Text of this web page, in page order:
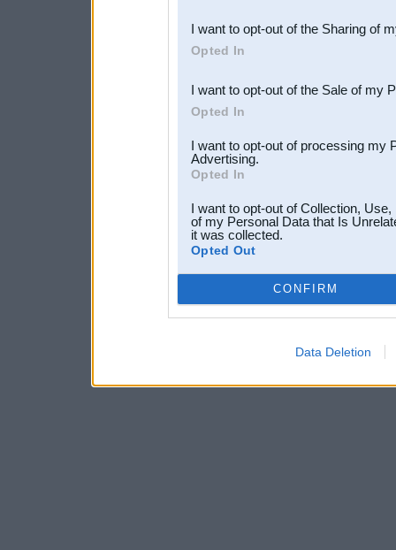
Downstream Participants
third parties.
I want to opt-out of the Sharing of
Opted In
I want to opt-out of the Sale of my
Opted In
I want to opt-out of processing my
Advertising.
Opted In
I want to opt-out of Collection,
of my Personal Data that Is
it was collected.
Opted Out
CONFIRM
Data Deletion